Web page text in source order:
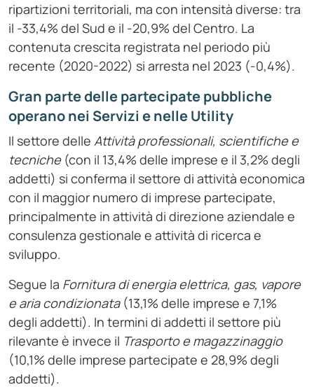
ripartizioni territoriali, ma con intensità diverse: tra
il -33,4% del Sud e il -20,9% del Centro. La
contenuta crescita registrata nel periodo più
recente (2020-2022) si arresta nel 2023 (-0,4%).
Gran parte delle partecipate pubbliche
operano nei Servizi e nelleUtility
Il settore delle Attività professionali, scientifiche e
tecniche(con il 13,4% delle imprese e il 3,2% degli
addetti) si conferma il settore di attività economica
con il maggior numero di imprese partecipate,
principalmente in attività di direzione aziendale e
consulenza gestionale e attività di ricerca e
sviluppo.
Segue la Fornitura di energia elettrica, gas, vapore
e aria condizionata (13,1% delle imprese e 7,1%
degli addetti). In termini di addetti il settore più
rilevante è invece il Trasporto e magazzinaggio
(10,1% delle imprese partecipate e 28,9% degli
addetti).